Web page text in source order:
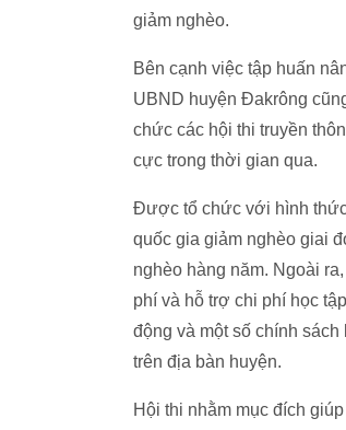
giảm nghèo.
Bên cạnh việc tập huấn
UBND huyện Đakrông
chức các hội thi truyền
cực trong thời gian qua.
Được tổ chức với hình thức
quốc gia giảm nghèo giai
nghèo hàng năm. Ngoài
phí và hỗ trợ chi phí học
động và một số chính
trên địa bàn huyện.
Hội thi nhằm mục đích